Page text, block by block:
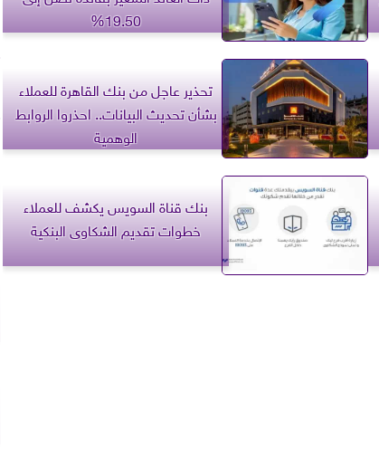
19.50%
تحذير عاجل من بنك القاهرة للعملاء
بشأن تحديث البيانات.. احذروا الروابط
الوهمية
بنك قناة السويس يكشف للعملاء
خطوات تقديم الشكاوى البنكية